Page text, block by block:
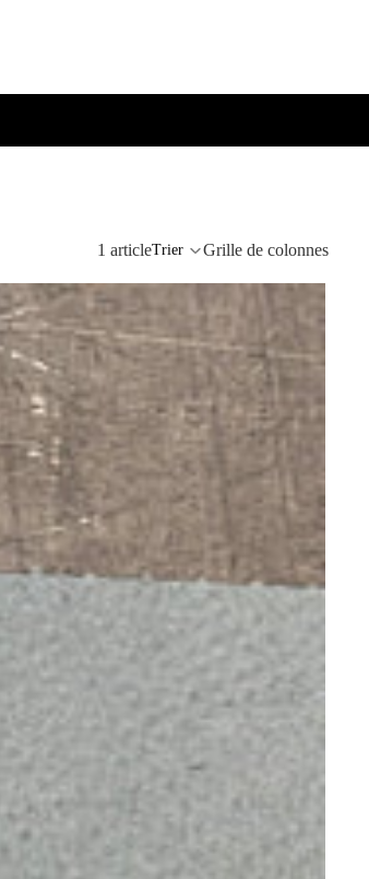
1 articleTrier Grille de colonnes